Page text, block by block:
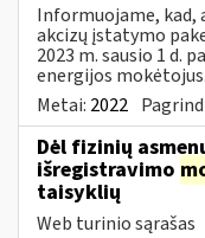
Informuojame, kad,
akcizų įstatymo
2023 m. sausio 1 d.
energijos
Metai: 2022
Dėl fizinių
išregistravimo
taisyklių
Web turinio sąrašas